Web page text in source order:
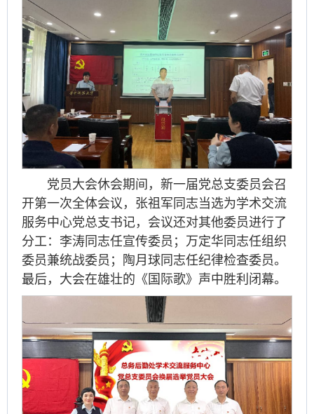
党员大会休会期间，新一届党总支委员会召
开第一次全体会议，张祖军同志当选为学术交流
服务中心党总支书记，会议还对其他委员进行了
分工：李涛同志任宣传委员；万定华同志任组织
委员兼统战委员；陶月球同志任纪律检查委员。
最后，大会在雄壮的《国际歌》声中胜利闭幕。